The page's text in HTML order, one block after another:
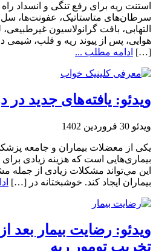
استنت ریه برای رفع تنگی و انسداد
سرطان‌های متاستاتیک، عفونت‌ها،
التهابی، بافت گرانولاسیون
هوایی، پس از پیوند ریه و قلب، شیمی
[…] ادامه مطلب ...
ویدئو: یافته‌های جدید در
ویدئو 30 فروردین 1402
یکی از معضلات بیماران و جامعه
بیماری‌هایی است که هزینه زیادی برای
این مي‌تواند مشکلات زیادی از
بیماران ایجاد کند. خوشبختانه در […]
ویدئو: رضایت بیمار بعد
تخریب تومور ریه